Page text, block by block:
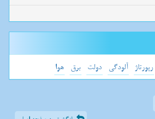
رپورتاژ آلودگی دولت برق هوا